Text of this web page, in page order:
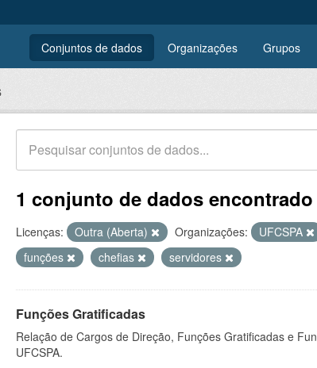
Conjuntos de dados Organizações Grupos
1 conjunto de dados encontrado
Licenças: Outra (Aberta) Organizações: UFCSPA
funções
chefias servidores
Funções Gratificadas
Relação de Cargos de Direção, Funções Gratificadas e
UFCSPA.